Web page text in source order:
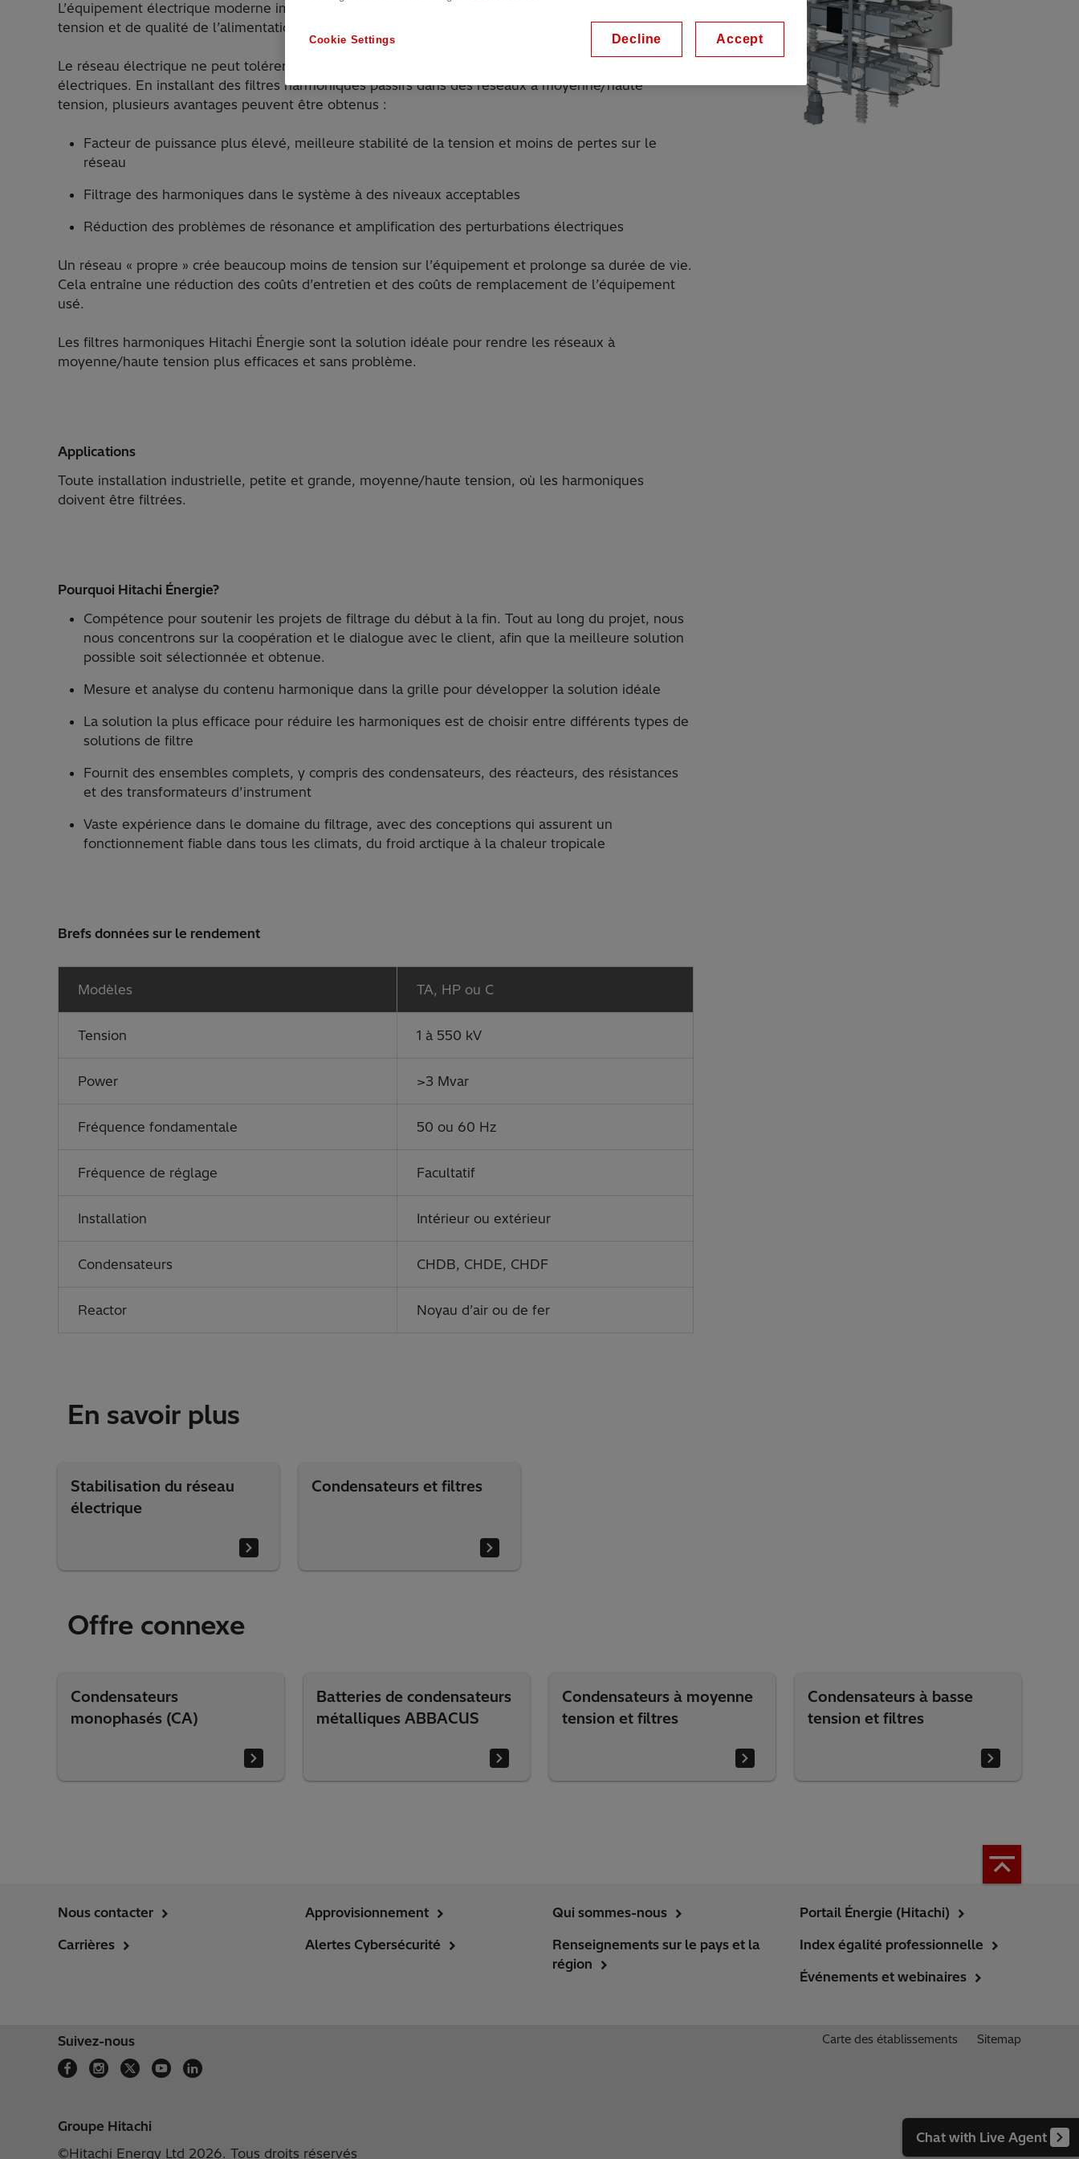
Chat with Live Agent
L’équipement électrique moderne impose des exigences strictes en matière de stabilité de la
tension et de qualité de l’alimentation.
Le réseau électrique ne peut tolérer qu’un niveau limité d’harmoniques et d’autres perturbations
électriques. En installant des filtres harmoniques passifs dans des réseaux à moyenne/haute
tension, plusieurs avantages peuvent être obtenus :
Facteur de puissance plus élevé, meilleure stabilité de la tension et moins de pertes sur le
réseau
Filtrage des harmoniques dans le système à des niveaux acceptables
Réduction des problèmes de résonance et amplification des perturbations électriques
Un réseau « propre » crée beaucoup moins de tension sur l’équipement et prolonge sa durée de vie.
Cela entraîne une réduction des coûts d’entretien et des coûts de remplacement de l’équipement
usé.
Les filtres harmoniques Hitachi Énergie sont la solution idéale pour rendre les réseaux à
moyenne/haute tension plus efficaces et sans problème.
Applications
Toute installation industrielle, petite et grande, moyenne/haute tension, où les harmoniques
doivent être filtrées.
Pourquoi Hitachi Énergie?
Compétence pour soutenir les projets de filtrage du début à la fin. Tout au long du projet, nous
nous concentrons sur la coopération et le dialogue avec le client, afin que la meilleure solution
possible soit sélectionnée et obtenue.
Mesure et analyse du contenu harmonique dans la grille pour développer la solution idéale
La solution la plus efficace pour réduire les harmoniques est de choisir entre différents types de
solutions de filtre
Fournit des ensembles complets, y compris des condensateurs, des réacteurs, des résistances
et des transformateurs d’instrument
Vaste expérience dans le domaine du filtrage, avec des conceptions qui assurent un
fonctionnement fiable dans tous les climats, du froid arctique à la chaleur tropicale
Brefs données sur le rendement
Modèles TA, HP ou C
Tension 1 à 550 kV
Power >3 Mvar
Fréquence fondamentale 50 ou 60 Hz
Fréquence de réglage Facultatif
Installation Intérieur ou extérieur
Condensateurs CHDB, CHDE, CHDF
Reactor Noyau d’air ou de fer
En savoir plus
Stabilisation du réseau
électrique
Condensateurs et filtres
Offre connexe
Condensateurs
monophasés (CA)
Batteries de condensateurs
métalliques ABBACUS
Condensateurs à moyenne
tension et filtres
Condensateurs à basse
tension et filtres
Nous contacter
Carrières
Approvisionnement
Alertes Cybersécurité
Qui sommes-nous
Renseignements sur le pays et la
région
Portail Énergie (Hitachi)
Index égalité professionnelle
Événements et webinaires
Suivez-nous Carte des établissements Sitemap
Groupe Hitachi
©Hitachi Energy Ltd 2026. Tous droits réservés
Cookie Settings Decline Accept